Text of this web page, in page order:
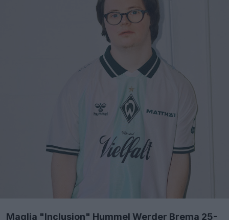
Maglia "Inclusion" Hummel Werder Brema 25-